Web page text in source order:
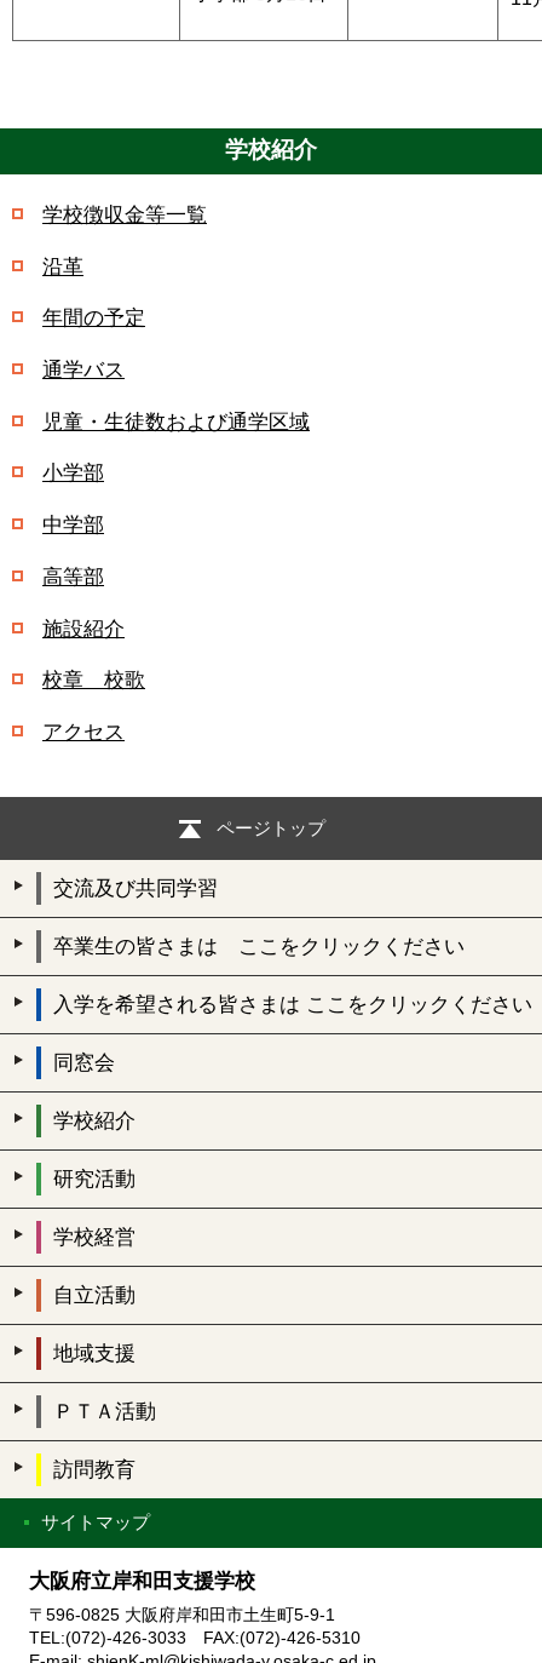
学校紹介
学校徴収金等一覧
沿革
年間の予定
通学バス
児童・生徒数および通学区域
小学部
中学部
高等部
施設紹介
校章 校歌
アクセス
ページトップ
交流及び共同学習
卒業生の皆さまは ここをクリックください
入学を希望される皆さまは ここをクリックください
同窓会
学校紹介
研究活動
学校経営
自立活動
地域支援
ＰＴＡ活動
訪問教育
サイトマップ
大阪府立岸和田支援学校
〒596-0825 大阪府岸和田市土生町5-9-1
TEL:(072)-426-3033 FAX:(072)-426-5310